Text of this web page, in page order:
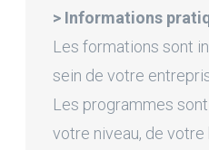
> Informations
Les formations sont
sein de votre
Les programmes
votre niveau, de votre